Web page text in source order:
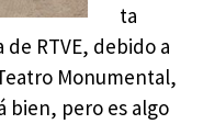
ta
RTVE, debido a
Monumental,
bien, pero es algo